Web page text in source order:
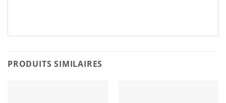
PRODUITS SIMILAIRES